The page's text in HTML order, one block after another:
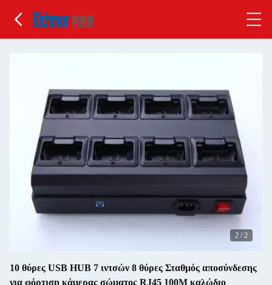
2 /2
10 θύρες USB HUB 7 ιντσών 8 θύρες Σταθμός αποσύνδεσης
για φόρτιση κάμερας σώματος RJ45 100M καλώδιο